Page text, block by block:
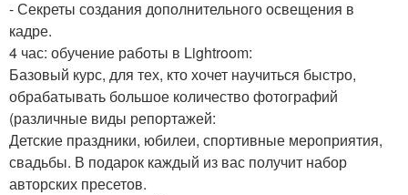
- Секреты создания дополнительного освещения в
кадре.
4 час: обучение работы в Lightroom:
Базовый курс, для тех, кто хочет научиться быстро,
обрабатывать большое количество фотографий
(различные виды репортажей:
Детские праздники, юбилеи, спортивные мероприятия,
свадьбы. В подарок каждый из вас получит набор
авторских пресетов.